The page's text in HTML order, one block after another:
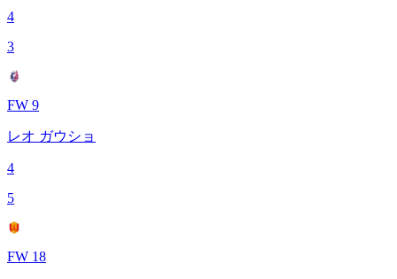
4
3
FW 9
レオ ガウショ
4
5
FW 18